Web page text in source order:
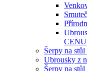
CENU
Šerpy na
Ubrousky z
Šerpy na